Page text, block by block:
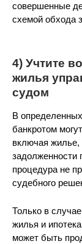
совершенные
схемой обхода
4) Учтите
жилья
судом
В
банкротом
включая жилье,
задолженности
процедура не
судебного
Только в
жилья и
может быть